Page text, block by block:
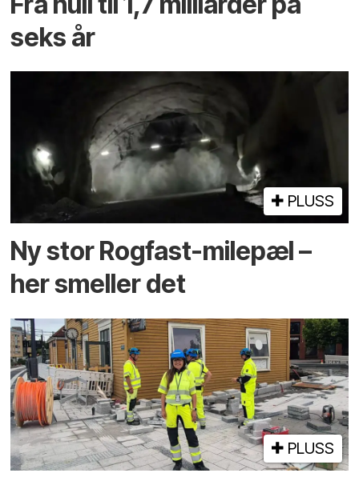
seks år
PLUSS
Ny stor Rogfast-milepæl –
her smeller det
PLUSS